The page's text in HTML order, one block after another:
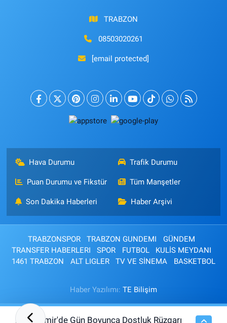
TRABZON
08503020261
[email protected]
Hava Durumu Trafik Durumu
Puan Durumu ve Fikstür Tüm Manşetler
Son Dakika Haberleri Haber Arşivi
TRABZONSPOR TRABZON GUNDEMI
GÜNDEM
TRANSFER HABERLERI
SPOR FUTBOL
KULİS MEYDANI
1461 TRABZON
ALT LIGLER TV VE SİNEMA BASKETBOL
Haber Yazılımı: TE Bilişim
20:05 İzmir'de Gün Boyunca Dostluk Rüzgarı